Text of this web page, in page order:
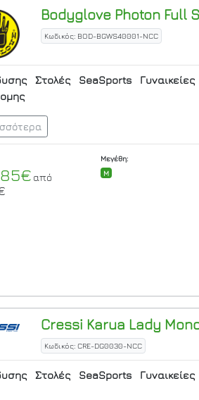
BodyglovePhoton Full
Κωδικός: BOD-BGWS40001-NCC
Στολές SeaSports Γυναικείες
από
Μεγέθη:
M
Cressi Karua Lady
Κωδικός: CRE-DG0030-NCC
Στολές SeaSports Γυναικείες